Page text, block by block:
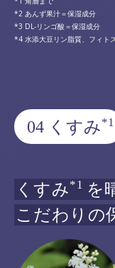
あんず果汁＝保湿成分
DL-リンゴ酸＝保湿成分
水添大豆リン脂質、フィト
04 くすみ*1
くすみ*1 を
こだわりの